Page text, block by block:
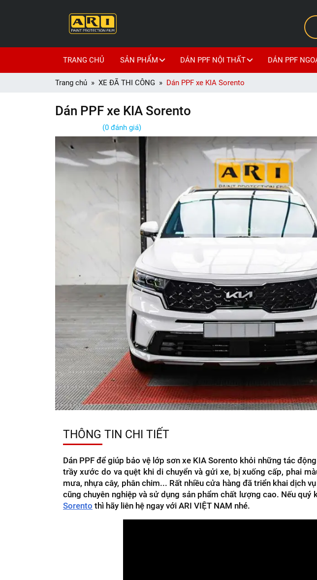
TRANG CHỦ SẢN PHẨM DÁN PPF NỘI THẤT DÁN PPF
Trang chủ XE ĐÃ THI CÔNG Dán PPF xe KIA Sorento
Dán PPF xe KIA Sorento
(0 đánh giá)
THÔNG TIN CHI TIẾT
Dán PPF để giúp bảo vệ lớp sơn xe KIA Sorento khỏi những tác
trầy xước do va quệt khi di chuyển và gửi xe, bị xuống cấp, phai
mưa, nhựa cây, phân chim... Rất nhiều cửa hàng đã triển khai dịch
cũng chuyên nghiệp và sử dụng sản phẩm chất lượng cao. Nếu quý
Sorento thì hãy liên hệ ngay với ARI VIỆT NAM nhé.